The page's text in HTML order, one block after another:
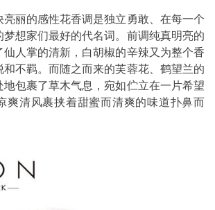
的感性花香调是独立勇敢、在每一个
梦想家们最好的代名词。前调纯真明亮的
人掌的清新，白胡椒的辛辣又为整个香
不羁。而随之而来的芙蓉花、鹤望兰的
包裹了草木气息，宛如伫立在一片希望
爽清风裹挟着甜蜜而清爽的味道扑鼻而